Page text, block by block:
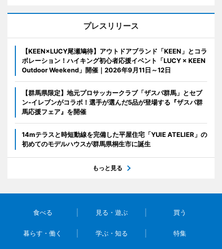
プレスリリース
【KEEN×LUCY尾瀬鳩待】アウトドアブランド「KEEN」とコラ
ボレーション！ハイキング初心者応援イベント「LUCY × KEEN
Outdoor Weekend」開催｜2026年9月11日～12日
【群馬県限定】地元プロサッカークラブ「ザスパ群馬」とセブ
ン‐イレブンがコラボ！選手が選んだ5品が登場する『ザスパ群
馬応援フェア』を開催
14mテラスと時短動線を完備した平屋住宅「YUIE ATELIER」の
初めてのモデルハウスが群馬県桐生市に誕生
もっと見る
食べる 見る・遊ぶ 買う
暮らす・働く 学ぶ・知る 特集